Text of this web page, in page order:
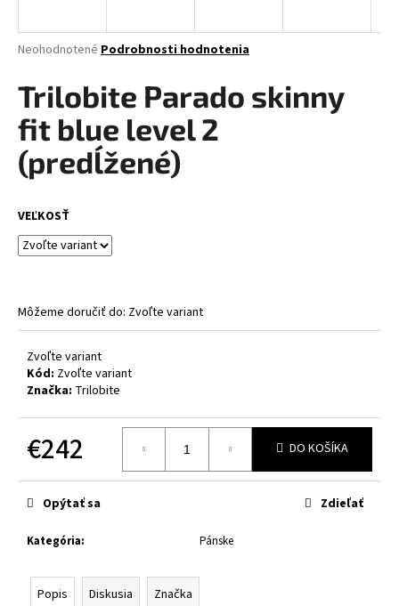
Priemerné
produktu
0,0
z
5
hviezdičiek.
Neohodnotené Podrobnosti hodnotenia
Trilobite Parado skinny
fit blue level 2
(predĺžené)
VEĽKOSŤ
Môžeme doručiť do: Zvoľte variant
Zvoľte variant
Kód: Zvoľte variant
Značka: Trilobite
€242
cena:
DO KOŠÍKA
Kategória: Pánske
Opýtať sa Zdieľať
Popis Diskusia Značka
j
ť
?
d
p
ú
a
m
XRC
BLACK
€243